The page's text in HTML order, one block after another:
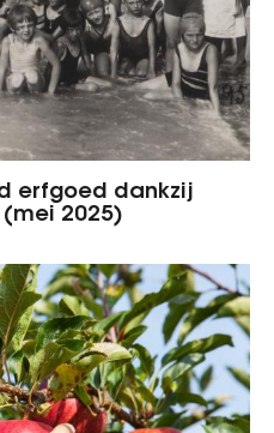
erfgoed dankzij
2025)